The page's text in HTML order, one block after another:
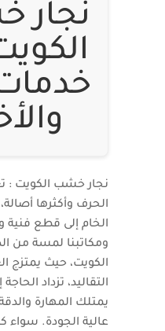
نجار
خدمات
نجار خشب الكويت :
الحرف وأكثرها
الخام إلى قطع فنية
ومكاتبنا لمسة من
الكويت، حيث يمتزج
التقاليد، تزداد الحاجة
يمتلك المهارة
عالية الجودة.